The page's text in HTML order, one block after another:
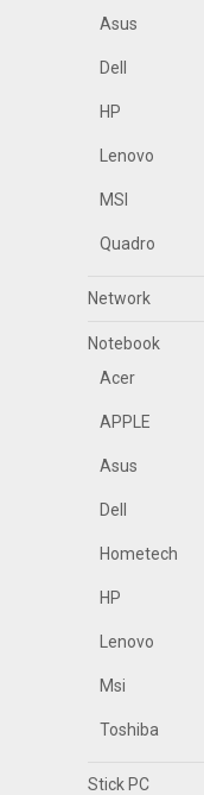
Asus
Dell
HP
Lenovo
MSI
Quadro
Network
Notebook
Acer
APPLE
Asus
Dell
Hometech
HP
Lenovo
Msi
Toshiba
Stick PC